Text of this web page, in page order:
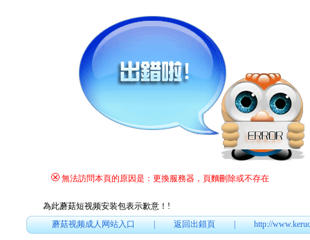
無法訪問本頁的原因是：更換服務器，頁麵刪除或不存在
為此蘑菇短视频安装包表示歉意！ !
蘑菇视频成人网站入口|返回出錯頁|http://